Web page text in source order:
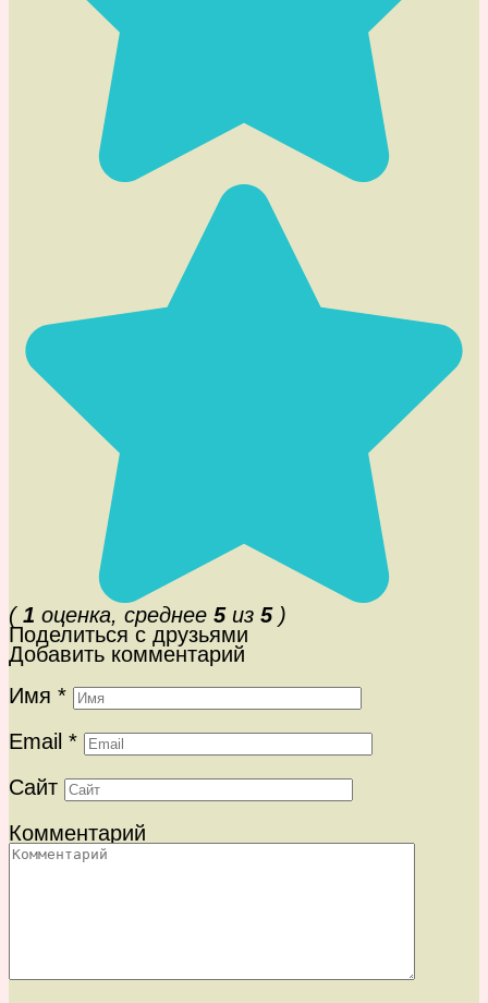
( 1 оценка, среднее 5из 5)
Поделиться с друзьями
Добавить комментарий
Имя *
Email *
Сайт
Комментарий